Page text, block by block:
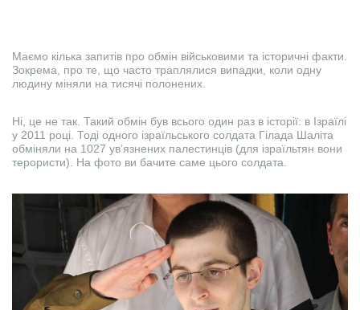
Маємо кілька запитів про обмін військовими та історичні факти.
Зокрема, про те, що часто траплялися випадки, коли одну
людину міняли на тисячі полонених.
Ні, це не так. Такий обмін був всього один раз в історії: в Ізраїлі
у 2011 році. Тоді одного ізраїльського солдата Гілада Шаліта
обміняли на 1027 ув’язнених палестинців (для ізраїльтян вони
терористи). На фото ви бачите саме цього солдата.